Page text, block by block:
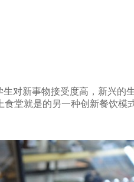
对新事物接受度高，新兴的
堂就是的另一种创新餐饮模式